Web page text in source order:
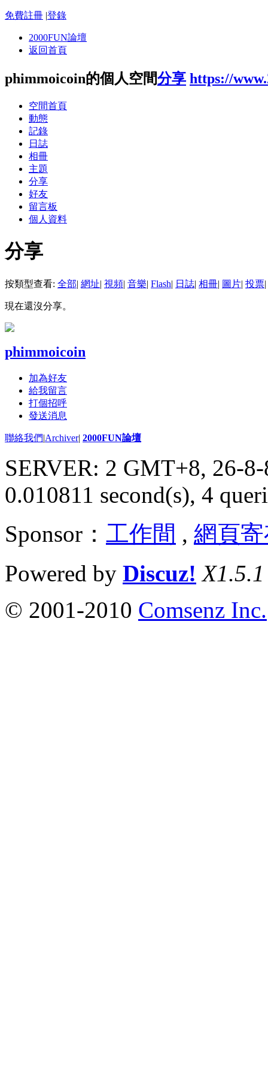
免費註冊 |登錄
2000FUN論壇
返回首頁
phimmoicoin的個人空間分享 https://
空間首頁
動態
記錄
日誌
相冊
主題
分享
好友
留言板
個人資料
分享
按類型查看: 全部| 網址| 視頻| 音樂| Flash| 日誌| 相冊| 圖片| 投票|
現在還沒分享。
phimmoicoin
加為好友
給我留言
打個招呼
發送消息
聯絡我們|Archiver| 2000FUN論壇
SERVER: 2 GMT+8, 26-
0.010811 second(s), 4
Sponsor： 工作間 , 網頁
Powered by Discuz! X1.5.1
© 2001-2010 Comsenz Inc.